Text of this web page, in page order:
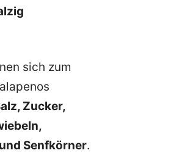
sich zum
Zucker,
Senfkörner.